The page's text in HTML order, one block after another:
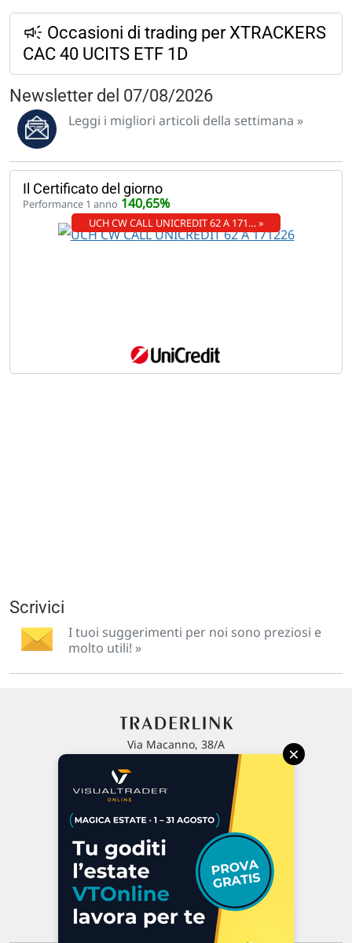
Occasioni di trading per XTRACKERS
CAC 40 UCITS ETF 1D
Newsletter del 07/08/2026
Leggi i migliori articoli della settimana »
Il Certificato del giorno
Performance 1 anno 140,65%
UCH CW CALL UNICREDIT 62 A 171… »
Scrivici
I tuoi suggerimenti per noi sono preziosi e
molto utili! »
Via Macanno, 38/A
P.IVA 02 452 460 401
Chi siamo
Commenti e segnalazioni
Contattaci
×